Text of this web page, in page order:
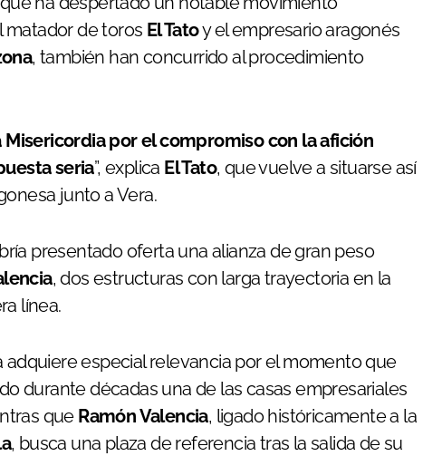
matador de toros El Tatoy el empresario aragonés
, también han concurrido al procedimiento
Misericordia por el compromiso con la afición
seria”, explica El Tato, que vuelve a situarse así
junto a Vera.
presentado oferta una alianza de gran peso
, dos estructuras con larga trayectoria en la
línea.
especial relevancia por el momento que
durante décadas una de las casas empresariales
que Ramón Valencia, ligado históricamente a la
, busca una plaza de referencia tras la salida de su